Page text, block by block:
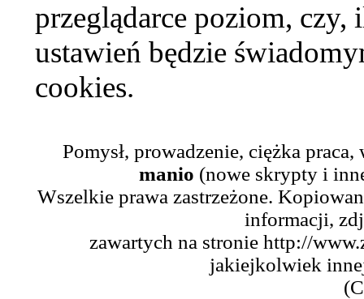
przeglądarce poziom,
ustawień będzie
cookies.
Pomysł, prowadzenie, ciężka
manio (nowe skrypty i
Wszelkie prawa zastrzeżone.
informacji,
zawartych na stronie http://
jakiejkolwiek